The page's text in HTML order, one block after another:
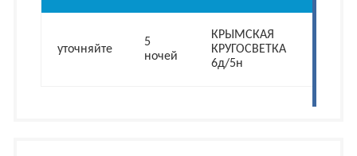
уточняйте
5
ночей
КРЫМСКАЯ
КРУГОСВЕТКА
6д/5н